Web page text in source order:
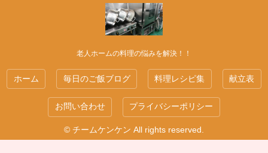
老人ホームの料理の悩みを解決！！
ホーム 毎日のご飯ブログ 料理レシピ集 献立表
お問い合わせ プライバシーポリシー
© チームケンケン All rights reserved.